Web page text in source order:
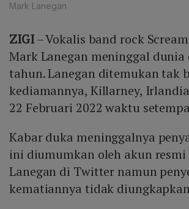
Mark Lanegan
ZIGI– Vokalis band rock
Mark Lanegan meninggal dunia
tahun. Lanegan ditemukan tak
kediamannya, Killarney,
22 Februari 2022 waktu
Kabar duka meninggalnya
ini diumumkan oleh akun
Lanegan di Twitter namun
kematiannya tidak